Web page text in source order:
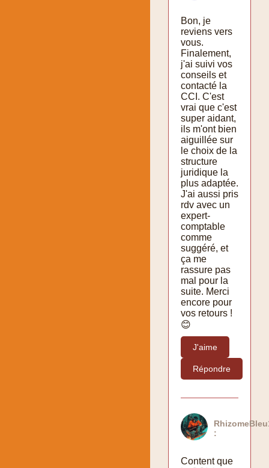
Bon, je
reviens vers
vous.
Finalement,
j'ai suivi vos
conseils et
contacté la
CCI. C'est
vrai que c'est
super aidant,
ils m'ont bien
aiguillée sur
le choix de la
structure
juridique la
plus adaptée.
J'ai aussi pris
rdv avec un
expert-
comptable
comme
suggéré, et
ça me
rassure pas
mal pour la
suite. Merci
encore pour
vos retours !
😊
J'aime
Répondre
:
Content que